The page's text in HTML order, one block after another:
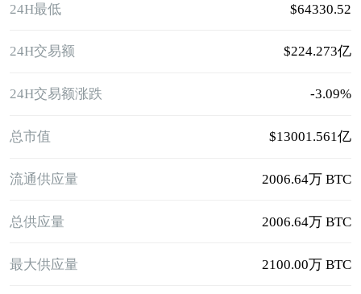
24H最低 $64330.52
24H交易额 $224.273亿
24H交易额涨跌 -3.09%
总市值 $13001.561亿
流通供应量 2006.64万 BTC
总供应量 2006.64万 BTC
最大供应量 2100.00万 BTC